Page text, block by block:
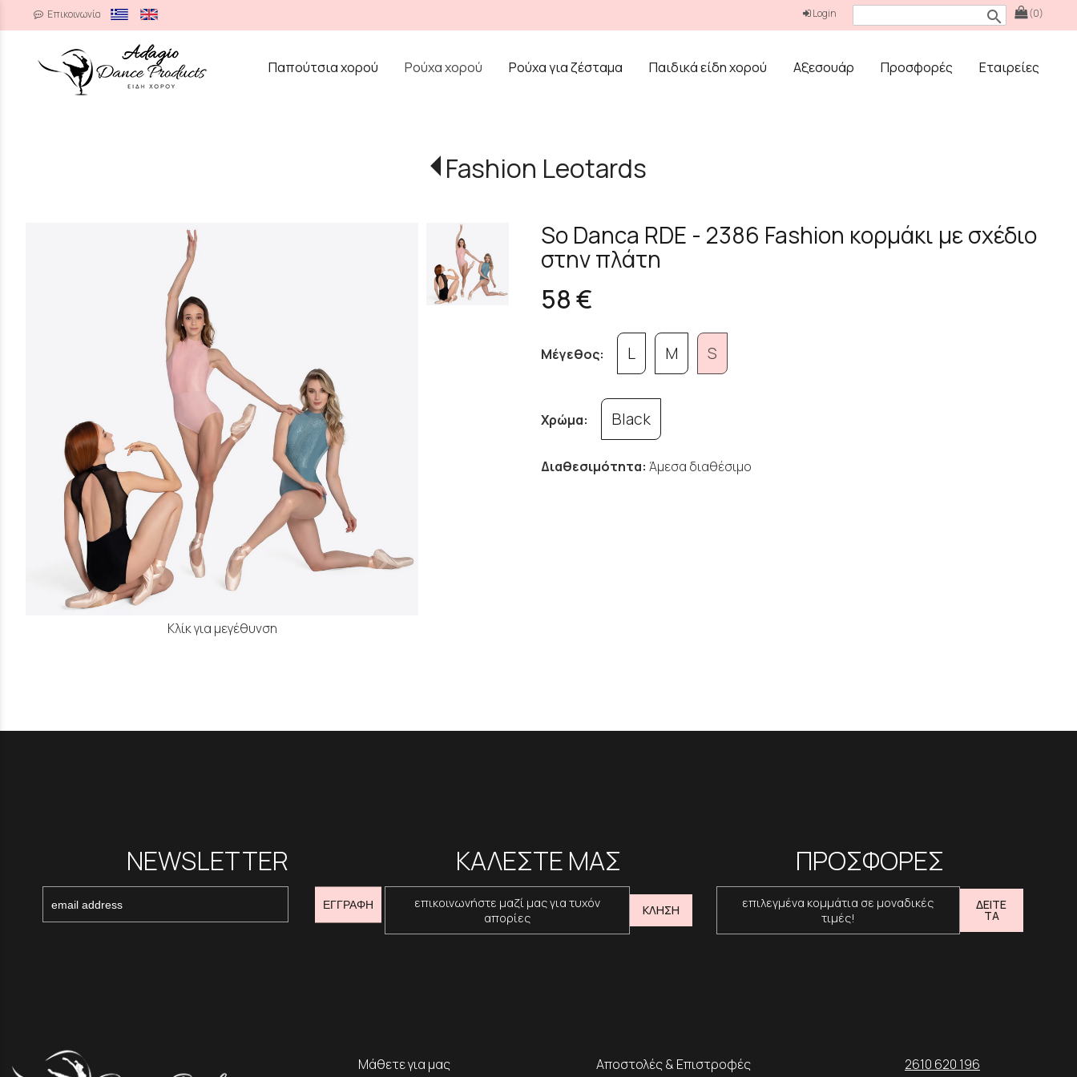
Επικοινωνία (0)
search
Login
Παπούτσια χορού
Ρούχα χορού Ρούχα για ζέσταμα Παιδικά είδη χορού Αξεσουάρ Προσφορές Εταιρείες
Fashion Leotards
Κλίκ για μεγέθυνση
So Danca RDE - 2386 Fashion κορμάκι με σχέδιο
στην πλάτη
58 €
Μέγεθος: L M S
Χρώμα: Black
Διαθεσιμότητα: Άμεσα διαθέσιμο
NEWSLETTER
ΕΓΓΡΑΦΗ
ΚΑΛΕΣΤΕ ΜΑΣ
επικοινωνήστε μαζί μας για τυχόν
απορίες
ΚΛΗΣΗ
ΠΡΟΣΦΟΡΕΣ
επιλεγμένα κομμάτια σε μοναδικές
τιμές!
ΔΕΙΤΕ
ΤΑ
Μάθετε για μας Αποστολές & Επιστροφές 2610 620 196